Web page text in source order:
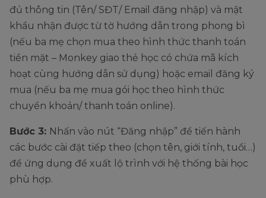
đủ thông tin (Tên/ SĐT/ Email đăng nhập) và mật
khẩu nhận được từ tờ hướng dẫn trong phong bì
(nếu ba mẹ chọn mua theo hình thức thanh toán
tiền mặt – Monkey giao thẻ học có chứa mã kích
hoạt cùng hướng dẫn sử dụng) hoặc email đăng ký
mua (nếu ba mẹ mua gói học theo hình thức
chuyển khoản/ thanh toán online).
Bước 3: Nhấn vào nút “Đăng nhập” để tiến hành
các bước cài đặt tiếp theo (chọn tên, giới tính, tuổi…)
để ứng dụng đề xuất lộ trình với hệ thống bài học
phù hợp.